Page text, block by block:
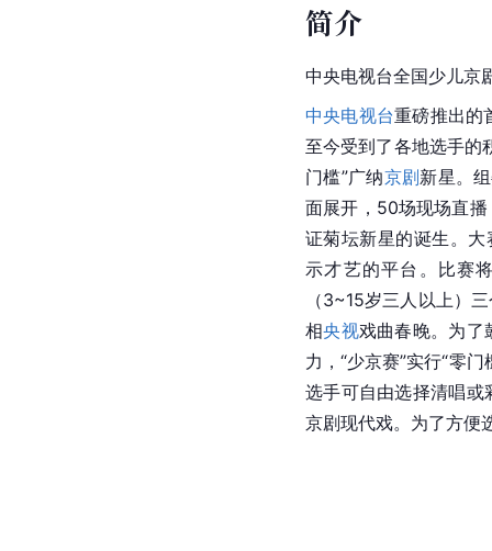
简介
中央电视台全国少儿京
中央电视台重磅推出的
至今受到了各地选手的
门槛”广纳京剧新星。
面展开，50场现场直
证菊坛新星的诞生。
示才艺的平台。比赛
（3~15岁三人以上）
相央视戏曲春晚。为了
力，“少京赛”实行“零
选手可自由选择清唱
京剧现代戏。为了方便